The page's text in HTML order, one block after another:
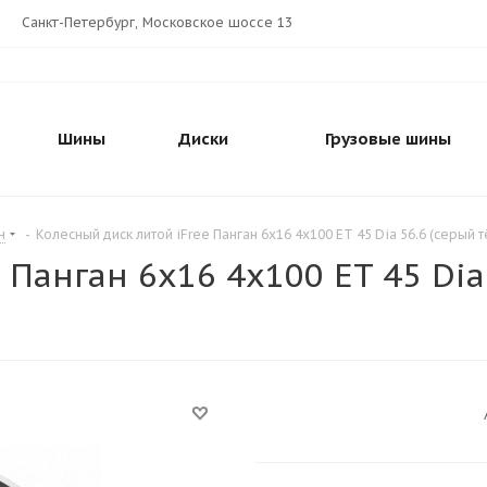
Санкт-Петербург, Московское шоссе 13
Шины Диски Грузовые шины
- Колесный диск литой iFree Панган 6x16 4x100 ET 45 Dia 56.6 (серый
6x16 4x100 ET 45